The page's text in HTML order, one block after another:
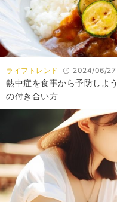
ライフトレンド 2024/06/27
熱中症を食事から予防しよ
の付き合い方